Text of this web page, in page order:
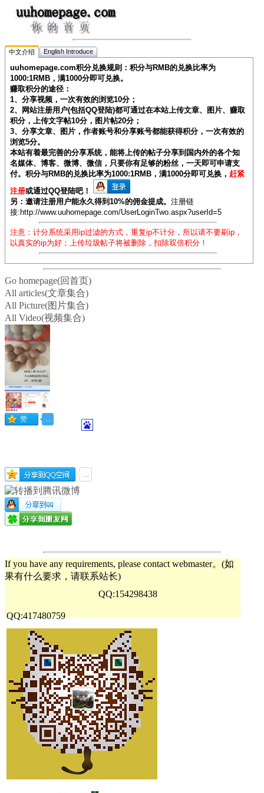
中文介绍 English Introduce
uuhomepage.com积分兑换规则：积分与RMB的兑换比率为
1000:1RMB，满1000分即可兑换。
赚取积分的途径：
1、分享视频，一次有效的浏览10分；
2、网站注册用户(包括QQ登陆)都可通过在本站上传文章、图片、赚取
积分，上传文字帖10分，图片帖20分；
3、分享文章、图片，作者账号和分享账号都能获得积分，一次有效的
浏览5分。
本站有着最完善的分享系统，能将上传的帖子分享到国内外的各个知
名媒体、博客、微博、微信，只要你有足够的粉丝，一天即可申请支
付。积分与RMB的兑换比率为1000:1RMB，满1000分即可兑换， 赶紧
注册或通过QQ登陆吧！
另：邀请注册用户能永久得到10%的佣金提成。 注册链
接:http://www.uuhomepage.com/UserLoginTwo.aspx?userId=5
注意：计分系统采用ip过滤的方式，重复ip不计分，所以请不要刷ip，
以真实的ip为好；上传垃圾帖子将被删除，扣除双倍积分！
Go homepage(回首页)
All articles(文章集合)
All Picture(图片集合)
All Video(视频集合)
If you have any requirements, please contact webmaster。(如
果有什么要求，请联系站长)
QQ:154298438
QQ:417480759